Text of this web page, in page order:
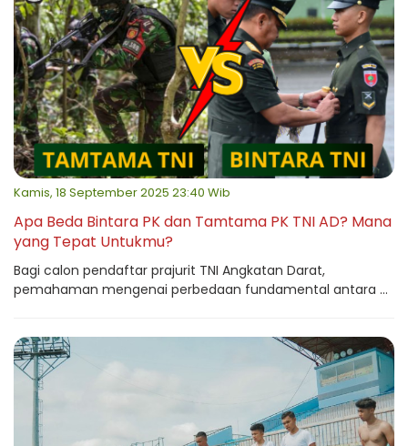
Kamis, 18 September 2025 23:40 Wib
Apa Beda Bintara PK dan Tamtama PK TNI AD? Mana
yang Tepat Untukmu?
Bagi calon pendaftar prajurit TNI Angkatan Darat,
pemahaman mengenai perbedaan fundamental antara ...